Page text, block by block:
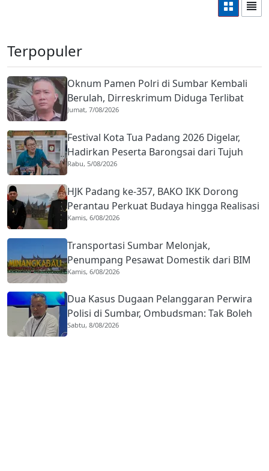
Terpopuler
Oknum Pamen Polri di Sumbar Kembali
Berulah, Dirreskrimum Diduga Terlibat
Kekerasan dengan Seorang Sopir
Jumat, 7/08/2026
Festival Kota Tua Padang 2026 Digelar,
Hadirkan Peserta Barongsai dari Tujuh
Negara
Rabu, 5/08/2026
HJK Padang ke-357, BAKO IKK Dorong
Perantau Perkuat Budaya hingga Realisasi
Kota Gastronomi
Kamis, 6/08/2026
Transportasi Sumbar Melonjak,
Penumpang Pesawat Domestik dari BIM
Naik Hampir 33 Persen
Kamis, 6/08/2026
Dua Kasus Dugaan Pelanggaran Perwira
Polisi di Sumbar, Ombudsman: Tak Boleh
Ada Toleransi
Sabtu, 8/08/2026